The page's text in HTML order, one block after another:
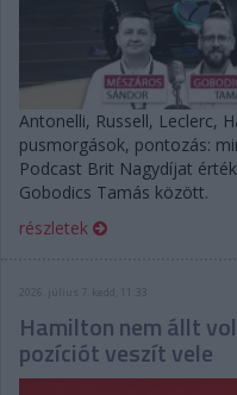
Antonelli, Russell, Leclerc,
pusmorgások, pontozás:
Podcast Brit Nagydíjat
Gobodics Tamás között.
részletek
2026. július 7. kedd, 11:33
Hamilton nem állt
pozíciót veszít vele